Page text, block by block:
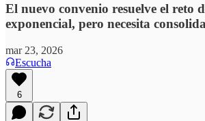
El nuevo convenio resuelve el reto
exponencial, pero necesita
mar 23, 2026
Escucha
6